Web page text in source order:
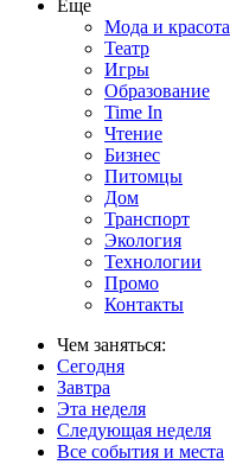
Еще
Мода и красота
Театр
Игры
Образование
Time In
Чтение
Бизнес
Питомцы
Дом
Транспорт
Экология
Технологии
Промо
Контакты
Чем заняться:
Сегодня
Завтра
Эта неделя
Следующая неделя
Все события и места